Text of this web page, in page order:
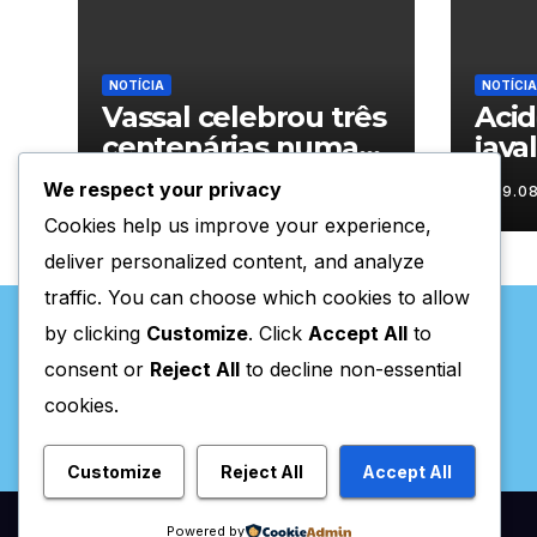
NOTÍCIA
Vassal celebrou três
centenárias numa
homenagem a um
século de histórias
09.08.2026
NOTÍCIA
Valpaços Online
We respect your privacy
Cookies help us improve your experience,
deliver personalized content, and analyze
traffic. You can choose which cookies to allow
by clicking Customize. Click Accept All to
consent or Reject All to decline non-essential
cookies.
Customize Reject All Accept All
Powered by